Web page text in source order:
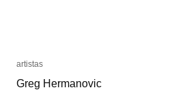
artistas
Greg Hermanovic
artistas
Greg Hermanovic